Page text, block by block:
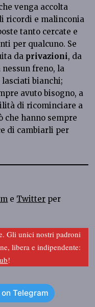
venga accolta
ricordi e malinconia
tanto cercate e
per qualcuno. Se
da privazioni, da
nessun freno, la
bianchi;
avuto bisogno, a
di ricominciare a
che hanno sempre
di cambiarli per
e Twitter per
Gli unici nostri padroni
libera e indipendente:
!
Telegram